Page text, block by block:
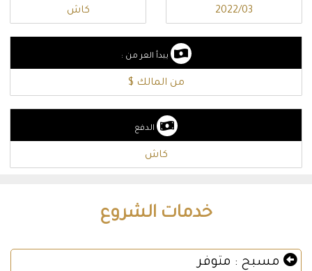
2022/03 كاش
يبدأ العر من :
من المالك $
الدفع
كاش
خدمات الشروع
مسبح : متوفر